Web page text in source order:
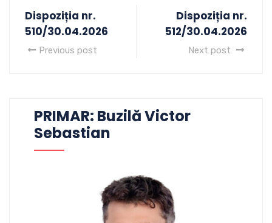
Dispoziția nr.
510/30.04.2026
Previous post
Dispoziția nr.
512/30.04.2026
Next post
PRIMAR: Buzilă Victor
Sebastian